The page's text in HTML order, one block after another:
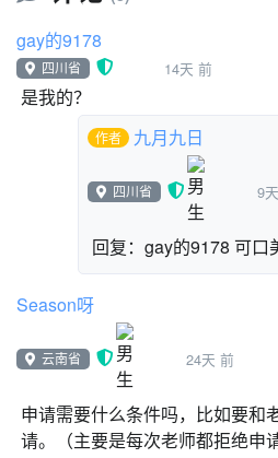
当 绿旗 被点击
移到 x:0 y:0
等待 3 秒
下一个造型
停止 全部脚本
gay的9178
四川省 14天 前
是我的？
作者 九月九日
四川省 9
回复：gay的9178 可口
Season呀
云南省 24天 前
申请需要什么条件吗，比如要和
请。（主要是每次老师都拒绝申请